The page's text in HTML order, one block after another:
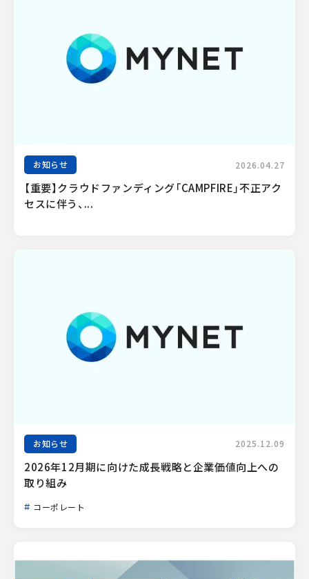
お知らせ 2026.04.27
【重要】クラウドファンディング「CAMPFIRE」不正アク
セスに伴う、...
お知らせ 2025.12.09
2026年12月期に向けた成長戦略と企業価値向上への
取り組み
コーポレート